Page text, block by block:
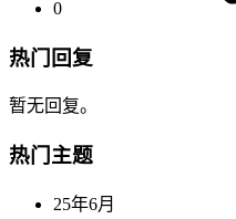
0
热门回复
暂无回复。
热门主题
25年6月